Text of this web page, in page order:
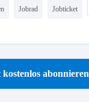
Jobrad Jobticket
abonnieren